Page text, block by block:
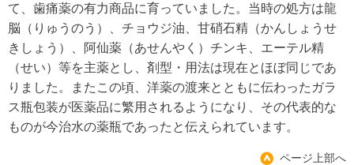
て、歯痛薬の有力商品に育っていました。当時の処方は龍
脳（りゅうのう）、チョウジ油、甘硝石精（かんしょうせ
きしょう）、阿仙薬（あせんやく）チンキ、エーテル精
（せい）等を主薬とし、剤型・用法は現在とほぼ同じであ
りました。またこの頃、洋薬の渡来とともに伝わったガラ
ス瓶包装が医薬品に繁用されるようになり、その代表的な
ものが今治水の薬瓶であったと伝えられています。
ページ上部へ